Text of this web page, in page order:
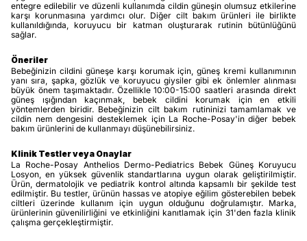
entegre edilebilir ve düzenli kullanımda cildin güneşin olumsuz etkilerine
karşı korunmasına yardımcı olur. Diğer cilt bakım ürünleri ile birlikte
kullanıldığında, koruyucu bir katman oluşturarak rutinin bütünlüğünü
sağlar.
Öneriler
Bebeğinizin cildini güneşe karşı korumak için, güneş kremi kullanımının
yanı sıra, şapka, gözlük ve koruyucu giysiler gibi ek önlemler alınması
büyük önem taşımaktadır. Özellikle 10:00-15:00 saatleri arasında direkt
güneş ışığından kaçınmak, bebek cildini korumak için en etkili
yöntemlerden biridir. Bebeğinizin cilt bakım rutininizi tamamlamak ve
cildin nem dengesini desteklemek için La Roche-Posay'in diğer bebek
bakım ürünlerini de kullanmayı düşünebilirsiniz.
Klinik Testler veya Onaylar
La Roche-Posay Anthelios Dermo-Pediatrics Bebek Güneş Koruyucu
Losyon, en yüksek güvenlik standartlarına uygun olarak geliştirilmiştir.
Ürün, dermatolojik ve pediatrik kontrol altında kapsamlı bir şekilde test
edilmiştir. Bu testler, ürünün hassas ve atopiye eğilim gösterebilen bebek
ciltleri üzerinde kullanım için uygun olduğunu doğrulamıştır. Marka,
ürünlerinin güvenilirliğini ve etkinliğini kanıtlamak için 31'den fazla klinik
çalışma gerçekleştirmiştir.